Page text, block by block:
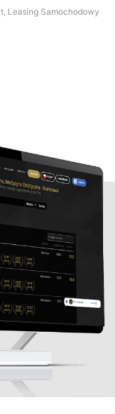
Leasing Samochodowy